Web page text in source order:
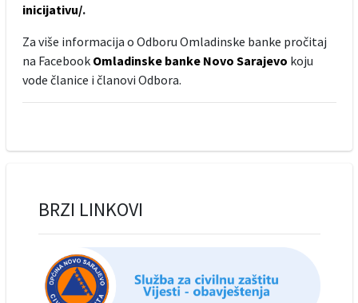
inicijativu/.
Za više informacija o Odboru Omladinske banke pročitaj
na Facebook Omladinske banke Novo Sarajevo koju
vode članice i članovi Odbora.
BRZI LINKOVI